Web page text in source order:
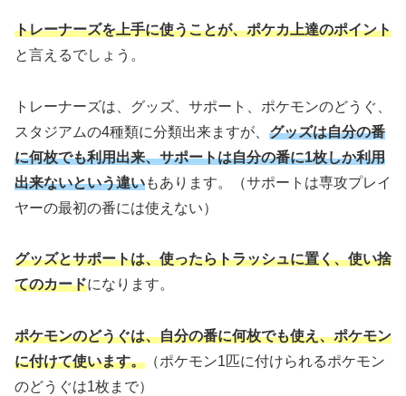
トレーナーズを上手に使うことが、ポケカ上達のポイント
と言えるでしょう。
トレーナーズは、グッズ、サポート、ポケモンのどうぐ、
スタジアムの4種類に分類出来ますが、 グッズは自分の番
に何枚でも利用出来、サポートは自分の番に1枚しか利用
出来ないという違いもあります。（サポートは専攻プレイ
ヤーの最初の番には使えない）
グッズとサポートは、使ったらトラッシュに置く、使い捨
てのカードになります。
ポケモンのどうぐは、自分の番に何枚でも使え、ポケモン
に付けて使います。 （ポケモン1匹に付けられるポケモン
のどうぐは1枚まで）